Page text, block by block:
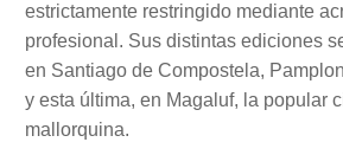
estrictamente restringido mediante
profesional. Sus distintas ediciones
en Santiago de Compostela,
y esta última, en Magaluf, la popular
mallorquina.